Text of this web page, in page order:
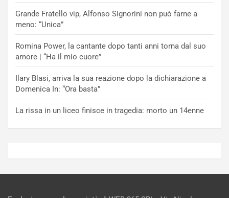
Grande Fratello vip, Alfonso Signorini non può farne a
meno: “Unica”
Romina Power, la cantante dopo tanti anni torna dal suo
amore | “Ha il mio cuore”
Ilary Blasi, arriva la sua reazione dopo la dichiarazione a
Domenica In: “Ora basta”
La rissa in un liceo finisce in tragedia: morto un 14enne